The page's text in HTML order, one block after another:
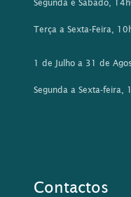
Segunda e Sábado,
Terça a Sexta-Feira,
1 de Julho a 31 de
Segunda a Sexta-feira,
Contactos